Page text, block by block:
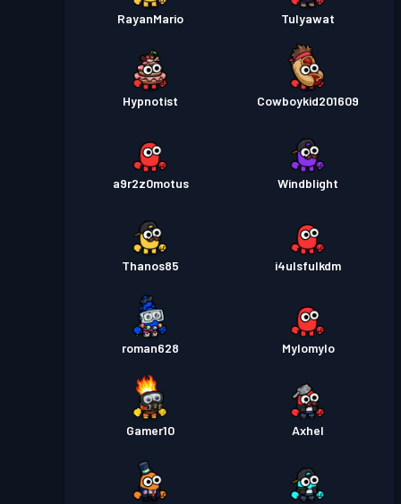
RayanMario Tulyawat
Hypnotist Cowboykid201609
a9r2z0motus Windblight
Thanos85 i4ulsfulkdm
roman628 Mylomylo
Gamer10 Axhel